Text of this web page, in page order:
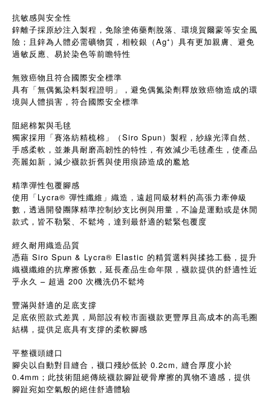
抗敏感與安全性
鋅離子採原紗注入製程，免除塗佈藥劑脫落、環境賀爾蒙等安全風
險；且鋅為人體必需礦物質，相較銀（Ag⁺）具有更加親膚、避免
過敏反應、易於染色等前瞻特性
無致癌物且符合國際安全標準
具有「無偶氮染料製程證明」，避免偶氮染劑釋放致癌物造成的環
境與人體損害，符合國際安全標準
阻絕棉絮與毛毬
獨家採用「賽洛紡精梳棉」（Siro Spun）製程，紗線光澤自然、
手感柔軟，並兼具耐磨高韌性的特性，有效減少毛毬產生，使產品
亮麗如新，減少襪款折舊與使用痕跡造成的尷尬
精準彈性包覆腳感
使用「Lycra® 彈性纖維」織造，遠超同級材料的高張力牽伸級
數，透過開發團隊精準控制紗支比例與用量，不論是運動或是休閒
款式，皆不勒緊、不鬆垮，達到最舒適的鬆緊包覆度
經久耐用織造品質
憑藉 Siro Spun & Lycra® Elastic 的精質選料與揉捻工藝，提升
織襪纖維的抗摩擦係數，延長產品生命年限，襪款提供的舒適性近
乎永久 – 超過 200 次機洗仍不鬆垮
豐滿與舒適的足底支撐
足底依照款式差異，局部設有較市面襪款更豐厚且高成本的高毛圈
結構，提供足底具有支撐的柔軟腳感
平整襪頭縫口
腳尖以自動對目縫合，襪口殘紗低於 0.2cm, 縫合厚度小於
0.4mm；此技術阻絕傳統襪款腳趾硬骨摩擦的異物不適感，提供
腳趾宛如空氣般的絕佳舒適體驗